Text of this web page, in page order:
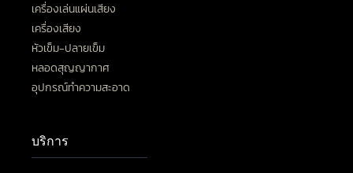
เครื่องเล่นแผ่นเสียง
เครื่องเสียง
หัวเข็ม-ปลายเข็ม
หลอดสุญญากาศ
อุปกรณ์ทำความสะอาด
บริการ